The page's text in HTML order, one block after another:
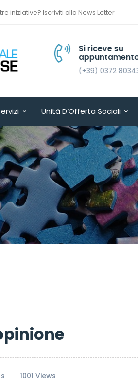
iniziative? Iscriviti alla News Letter
Si riceve su
appuntamento
(+39) 0372 803430
Unità D’Offerta Sociali
1001 Views